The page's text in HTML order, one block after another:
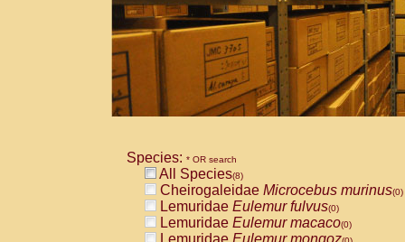
Species: * OR search
All Species(8)
Cheirogaleidae Microcebus murinus(0)
Lemuridae Eulemur fulvus(0)
Lemuridae Eulemur macaco(0)
Lemuridae Eulemur mongoz